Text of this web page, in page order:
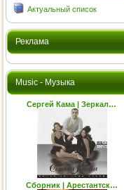
Актуальный список
Реклама
Music - Музыка
Сергей Кама | Зеркал…
Cборник | Арестантск…